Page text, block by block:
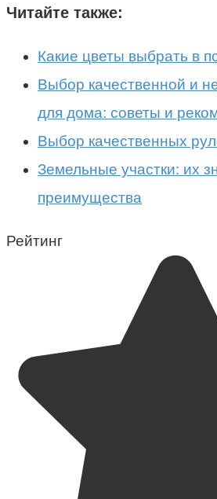
Читайте также:
Какие цветы выбрать в
Выбор качественной и
для дома: советы и
Выбор качественных
Земельные участки: их
преимущества
Рейтинг